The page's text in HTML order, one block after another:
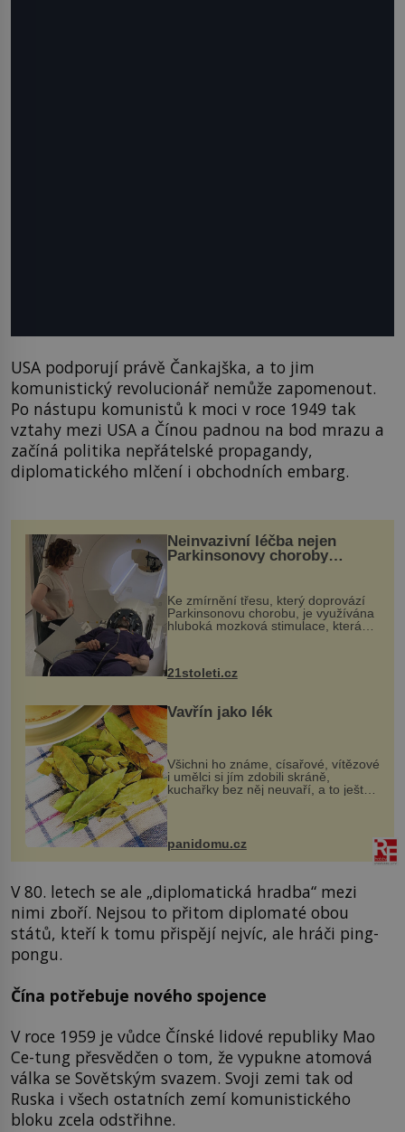
USA podporují právě Čankajška, a to jim
komunistický revolucionář nemůže zapomenout.
Po nástupu komunistů k moci v roce 1949 tak
vztahy mezi USA a Čínou padnou na bod mrazu a
začíná politika nepřátelské propagandy,
diplomatického mlčení i obchodních embarg.
Neinvazivní léčba nejen
Parkinsonovy choroby
Ke zmírnění třesu, který doprovází
Parkinsonovu chorobu, je využívána
hluboká mozková stimulace, která
však vyžaduje vysoce invazivní
k dostatečně přesnému zacílení ...
21stoleti.cz
Vavřín jako lék
Všichni ho známe, císařové, vítězové
i umělci si jím zdobili skráně,
kuchařky bez něj neuvaří, a to ještě
nevíte, že bobkový list může výrazně
zmírnit některé naše neduhy.
Obsahuje v malém množství ně...
panidomu.cz
V 80. letech se ale „diplomatická hradba“ mezi
nimi zboří. Nejsou to přitom diplomaté obou
států, kteří k tomu přispějí nejvíc, ale hráči ping-
pongu.
Čína potřebuje nového spojence
V roce 1959 je vůdce Čínské lidové republiky Mao
Ce-tung přesvědčen o tom, že vypukne atomová
válka se Sovětským svazem. Svoji zemi tak od
Ruska i všech ostatních zemí komunistického
bloku zcela odstřihne.